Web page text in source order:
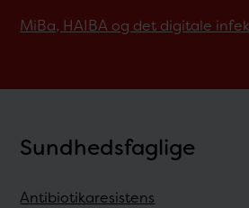
MiBa, HAIBA og det digitale
Sundhedsfaglige
Antibiotikaresistens